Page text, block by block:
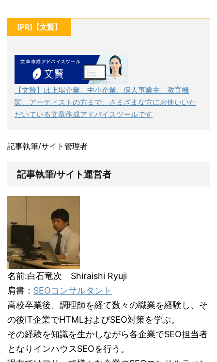
[PR]【文賢】
【文賢】は上場企業、中小企業、個人事業主、教育機
関、アーティストの方まで、さまざまな方にお使いいた
だいている文章作成アドバイスツールです
記事執筆/サイト管理者
記事執筆/サイト運営者
名前:白石竜次 Shiraishi Ryuji
肩書： SEOコンサルタント
高校卒業後、調理師を経て数々の職業を経験し、そ
の後IT企業でHTMLおよびSEO対策を学ぶ。
その経験を知識を生かしながら各企業でSEO担当者
となりインハウスSEOを行う。